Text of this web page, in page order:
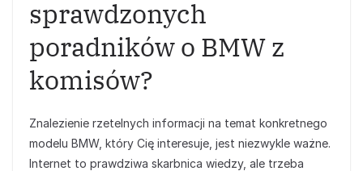
sprawdzonych
poradników o BMW z
komisów?
Znalezienie rzetelnych informacji na temat konkretnego
modelu BMW, który Cię interesuje, jest niezwykle ważne.
Internet to prawdziwa skarbnica wiedzy, ale trzeba